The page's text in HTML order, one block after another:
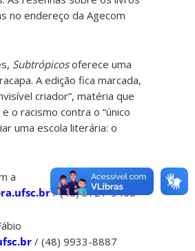
no endereço da Agecom
Subtrópicosoferece uma
A edição fica marcada,
criador”, matéria que
o racismo contra o “único
uma escola literária: o
a
/ (48) 3721-9408
/ (48) 9933-8887